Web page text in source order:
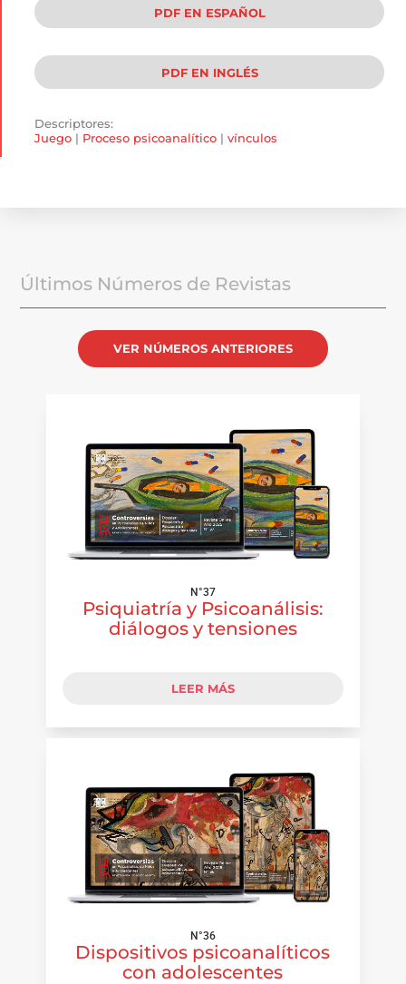
PDF EN ESPAÑOL
PDF EN INGLÉS
Descriptores:
Juego | Proceso psicoanalítico | vínculos
Últimos Números de Revistas
VER NÚMEROS ANTERIORES
N°37
Psiquiatría y Psicoanálisis:
diálogos y tensiones
LEER MÁS
N°36
Dispositivos psicoanalíticos
con adolescentes